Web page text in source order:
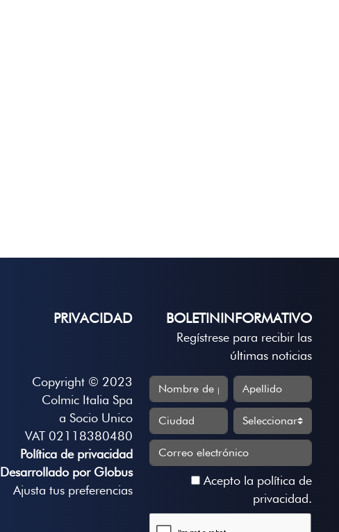
PRIVACIDAD
Copyright © 2023
Colmic Italia Spa
a Socio Unico
VAT 02118380480
Política de privacidad
Desarrollado por Globus
Ajusta tus preferencias
BOLETININFORMATIVO
Regístrese para recibir las
últimas noticias
Acepto la política de
privacidad.